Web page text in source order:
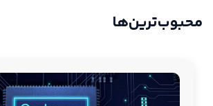
محبوب‌ترین‌ها